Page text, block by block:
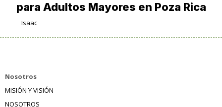
para Adultos Mayores en Poza Rica
Isaac
Nosotros
MISIÓN Y VISIÓN
NOSOTROS